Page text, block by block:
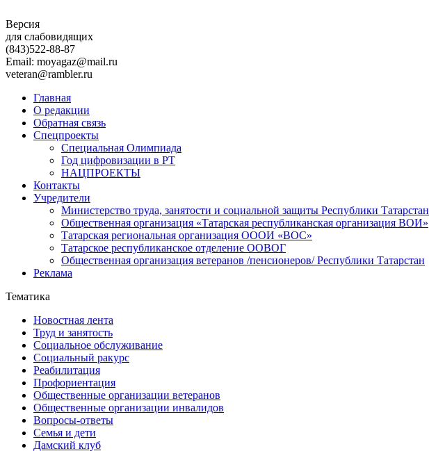
Версия
для слабовидящих
(843)522-88-87
Email: moyagaz@mail.ru
veteran@rambler.ru
Главная
О редакции
Обратная связь
Спецпроекты
Специальная Олимпиада
Год цифровизации в РТ
НАЦПРОЕКТЫ
Контакты
Учредители
Министерство труда, занятости и социальной защиты Республики Татарстан
Общественная организация «Татарская республиканская организация ВОИ»
Татарская региональная организация ОООИ «ВОС»
Татарское республиканское отделение ООВОГ
Общественная организация ветеранов /пенсионеров/ Республики Татарстан
Реклама
Тематика
Новостная лента
Труд и занятость
Социальное обслуживание
Социальный ракурс
Реабилитация
Профориентация
Общественные организации ветеранов
Общественные организации инвалидов
Вопросы-ответы
Семья и дети
Дамский клуб